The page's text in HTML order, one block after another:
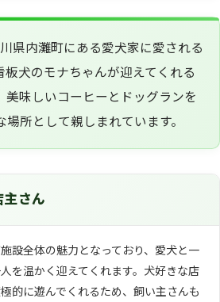
県内灘町にある愛犬家に愛される
板犬のモナちゃんが迎えてくれる
美味しいコーヒーとドッグランを
所として親しまれています。
主さん
設全体の魅力となっており、愛犬と一
を温かく迎えてくれます。犬好きな店
的に遊んでくれるため、飼い主さんも